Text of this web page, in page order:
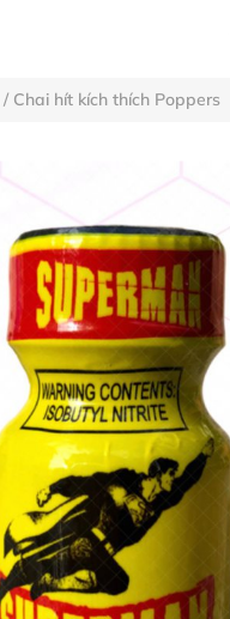
/ Chai hít kích thích Poppers